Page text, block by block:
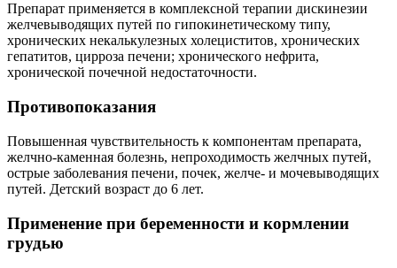
Препарат применяется в комплексной терапии дискинезии
желчевыводящих путей по гипокинетическому типу,
хронических некалькулезных холециститов, хронических
гепатитов, цирроза печени; хронического нефрита,
хронической почечной недостаточности.
Противопоказания
Повышенная чувствительность к компонентам препарата,
желчно-каменная болезнь, непроходимость желчных путей,
острые заболевания печени, почек, желче- и мочевыводящих
путей. Детский возраст до 6 лет.
Применение при беременности и кормлении
грудью